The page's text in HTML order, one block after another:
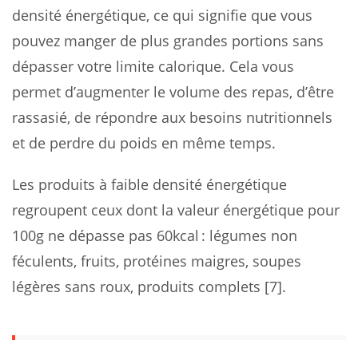
densité énergétique, ce qui signifie que vous
pouvez manger de plus grandes portions sans
dépasser votre limite calorique. Cela vous
permet d’augmenter le volume des repas, d’être
rassasié, de répondre aux besoins nutritionnels
et de perdre du poids en même temps.
Les produits à faible densité énergétique
regroupent ceux dont la valeur énergétique pour
100g ne dépasse pas 60kcal : légumes non
féculents, fruits, protéines maigres, soupes
légères sans roux, produits complets [7].